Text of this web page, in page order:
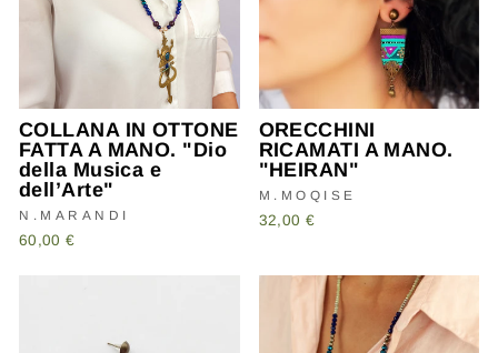
COLLANA IN OTTONE
FATTA A MANO. "Dio
della Musica e
dell’Arte"
N.MARANDI
60,00 €
ORECCHINI
RICAMATI A MANO.
"HEIRAN"
M.MOQISE
32,00 €